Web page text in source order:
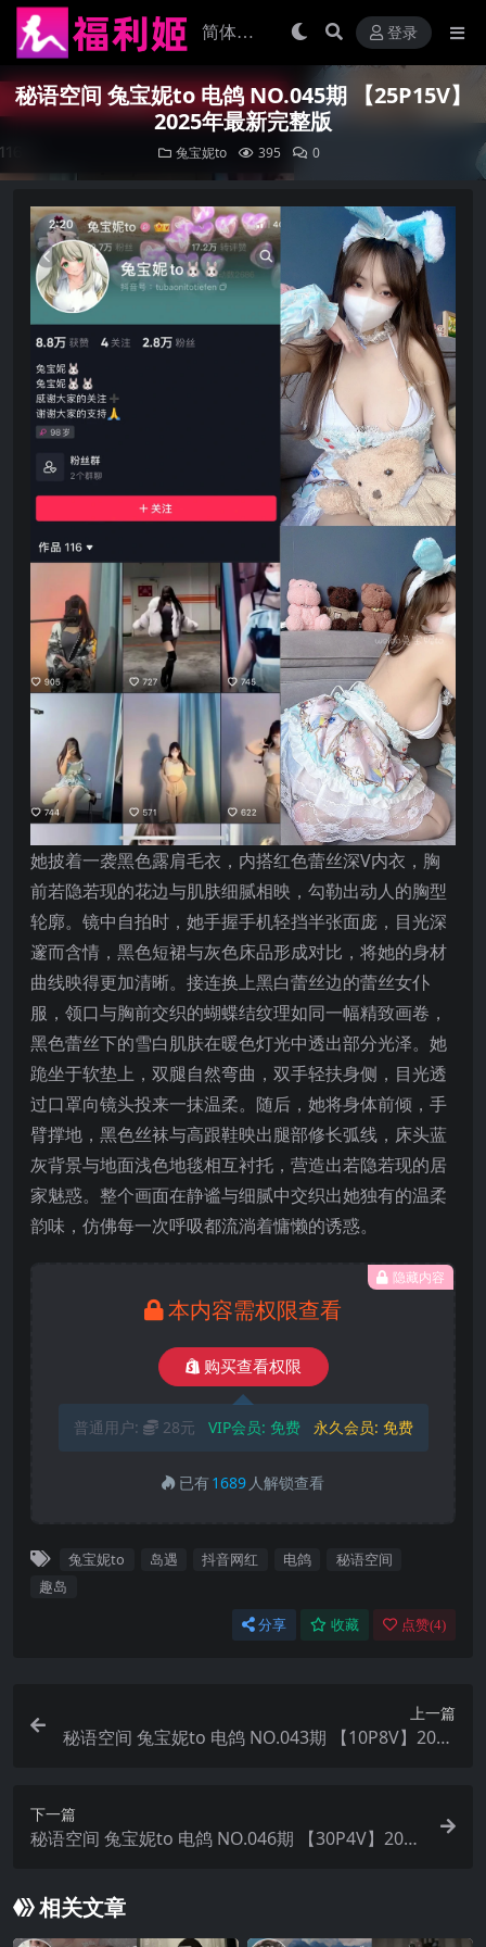
登录
秘语空间 兔宝妮to 电鸽 NO.045期 【25P15V】
2025年最新完整版
兔宝妮to 395 0
她披着一袭黑色露肩毛衣，内搭红色蕾丝深V内衣，胸
前若隐若现的花边与肌肤细腻相映，勾勒出动人的胸型
轮廓。镜中自拍时，她手握手机轻挡半张面庞，目光深
邃而含情，黑色短裙与灰色床品形成对比，将她的身材
曲线映得更加清晰。接连换上黑白蕾丝边的蕾丝女仆
服，领口与胸前交织的蝴蝶结纹理如同一幅精致画卷，
黑色蕾丝下的雪白肌肤在暖色灯光中透出部分光泽。她
跪坐于软垫上，双腿自然弯曲，双手轻扶身侧，目光透
过口罩向镜头投来一抹温柔。随后，她将身体前倾，手
臂撑地，黑色丝袜与高跟鞋映出腿部修长弧线，床头蓝
灰背景与地面浅色地毯相互衬托，营造出若隐若现的居
家魅惑。整个画面在静谧与细腻中交织出她独有的温柔
韵味，仿佛每一次呼吸都流淌着慵懒的诱惑。
隐藏内容
本内容需权限查看
购买查看权限
普通用户: 28元 VIP会员: 免费 永久会员: 免费
已有1689 人解锁查看
兔宝妮to 岛遇 抖音网红 电鸽
秘语空间
趣岛
分享 收藏 点赞(4)
上一篇
秘语空间 兔宝妮to 电鸽 NO.043期 【10P8V】2025
下一篇
秘语空间 兔宝妮to 电鸽 NO.046期 【30P4V】2025
相关文章